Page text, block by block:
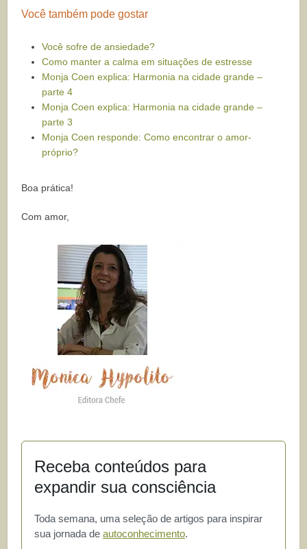
Você também pode gostar
Você sofre de ansiedade?
Como manter a calma em situações de estresse
Monja Coen explica: Harmonia na cidade grande –
parte 4
Monja Coen explica: Harmonia na cidade grande –
parte 3
Monja Coen responde: Como encontrar o amor-
próprio?
Boa prática!
Com amor,
Receba conteúdos para
expandir sua consciência
Toda semana, uma seleção de artigos para inspirar
sua jornada deautoconhecimento.